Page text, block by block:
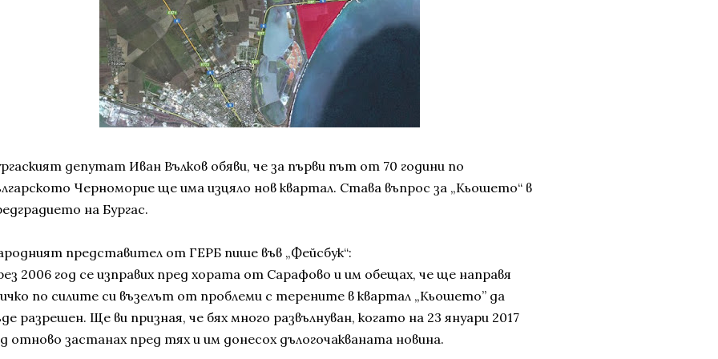
депутат Иван Вълков обяви, че за първи път от 70 години по
Черноморие ще има изцяло нов квартал. Става въпрос за „Кьошето“ в
на Бургас.
представител от ГЕРБ пише във „Фейсбук“:
2006 год се изправих пред хората от Сарафово и им обещах, че ще направя
по силите си възелът от проблеми с терените в квартал „Кьошето” да
разрешен. Ще ви призная, че бях много развълнуван, когато на 23 януари 2017
отново застанах пред тях и им донесох дълогочакваната новина.